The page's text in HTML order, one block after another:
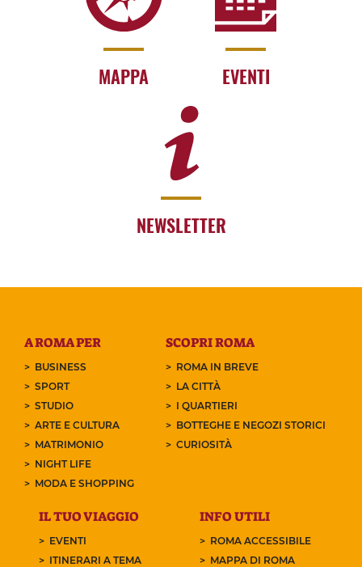
MAPPA EVENTI
NEWSLETTER
A ROMA PER
BUSINESS
SPORT
STUDIO
ARTE E CULTURA
MATRIMONIO
NIGHT LIFE
MODA E SHOPPING
SCOPRI ROMA
ROMA IN BREVE
LA CITTÀ
I QUARTIERI
BOTTEGHE E NEGOZI STORICI
CURIOSITÀ
IL TUO VIAGGIO
EVENTI
ITINERARI A TEMA
INFO UTILI
ROMA ACCESSIBILE
MAPPA DI ROMA